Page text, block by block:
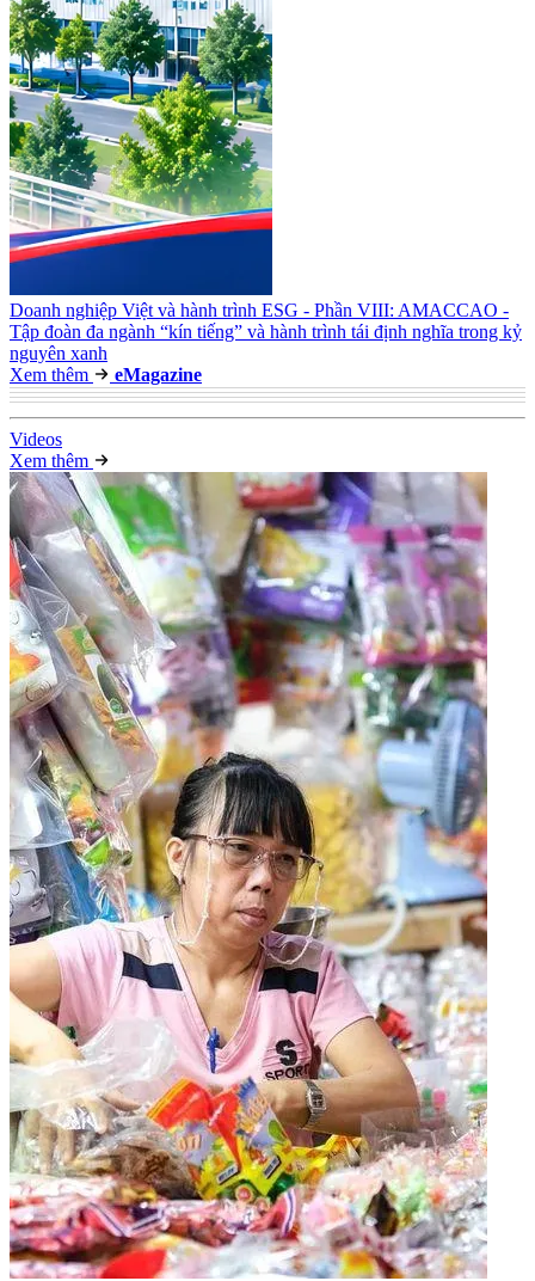
Doanh nghiệp Việt và hành trình ESG - Phần VIII: AMACCAO -
Tập đoàn đa ngành “kín tiếng” và hành trình tái định nghĩa trong kỷ
nguyên xanh
Xem thêm
eMagazine
Videos
Xem thêm